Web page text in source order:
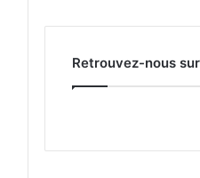
Retrouvez-nous